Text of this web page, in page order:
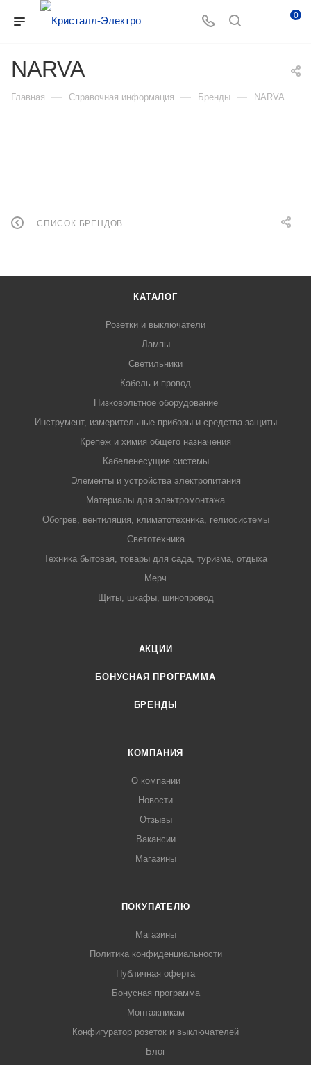
0
NARVA
Главная — Справочная информация — Бренды — NARVA
СПИСОК БРЕНДОВ
КАТАЛОГ
Розетки и выключатели
Лампы
Светильники
Кабель и провод
Низковольтное оборудование
Инструмент, измерительные приборы и средства защиты
Крепеж и химия общего назначения
Кабеленесущие системы
Элементы и устройства электропитания
Материалы для электромонтажа
Обогрев, вентиляция, климатотехника, гелиосистемы
Светотехника
Техника бытовая, товары для сада, туризма, отдыха
Мерч
Щиты, шкафы, шинопровод
АКЦИИ
БОНУСНАЯ ПРОГРАММА
БРЕНДЫ
КОМПАНИЯ
О компании
Новости
Отзывы
Вакансии
Магазины
ПОКУПАТЕЛЮ
Магазины
Политика конфиденциальности
Публичная оферта
Бонусная программа
Монтажникам
Конфигуратор розеток и выключателей
Блог